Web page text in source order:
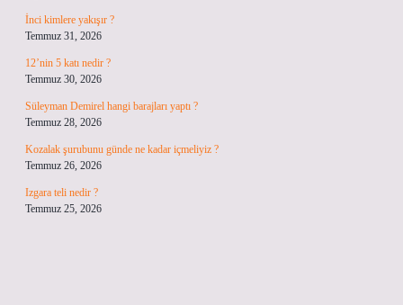
İnci kimlere yakışır ?
Temmuz 31, 2026
12’nin 5 katı nedir ?
Temmuz 30, 2026
Süleyman Demirel hangi barajları yaptı ?
Temmuz 28, 2026
Kozalak şurubunu günde ne kadar içmeliyiz ?
Temmuz 26, 2026
Izgara teli nedir ?
Temmuz 25, 2026